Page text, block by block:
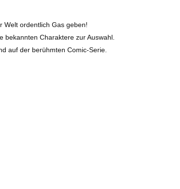
Welt ordentlich Gas geben!
bekannten Charaktere zur Auswahl.
auf der berühmten Comic-Serie.